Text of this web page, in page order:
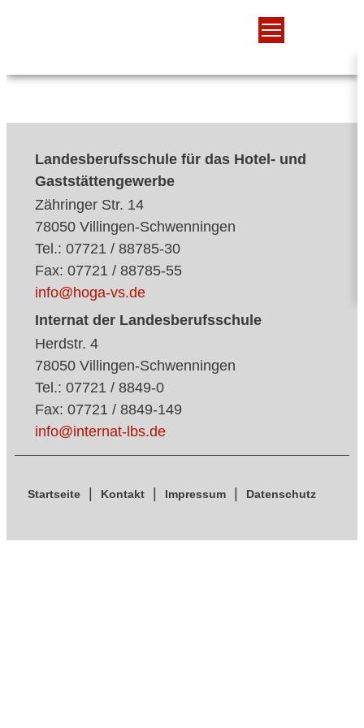
Landesberufsschule für das Hotel- und
Gaststättengewerbe
Zähringer Str. 14
78050 Villingen-Schwenningen
Tel.: 07721 / 88785-30
Fax: 07721 / 88785-55
info@hoga-vs.de
Internat der Landesberufsschule
Herdstr. 4
78050 Villingen-Schwenningen
Tel.: 07721 / 8849-0
Fax: 07721 / 8849-149
info@internat-lbs.de
Startseite Kontakt Impressum Datenschutz